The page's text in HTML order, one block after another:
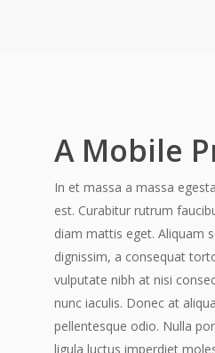
A Mobile
In et massa a massa
est. Curabitur rutrum
diam mattis eget. Aliquam
dignissim, a consequat
vulputate nibh at nisi
nunc iaculis. Donec at
pellentesque odio. Nulla
ligula luctus imperdiet